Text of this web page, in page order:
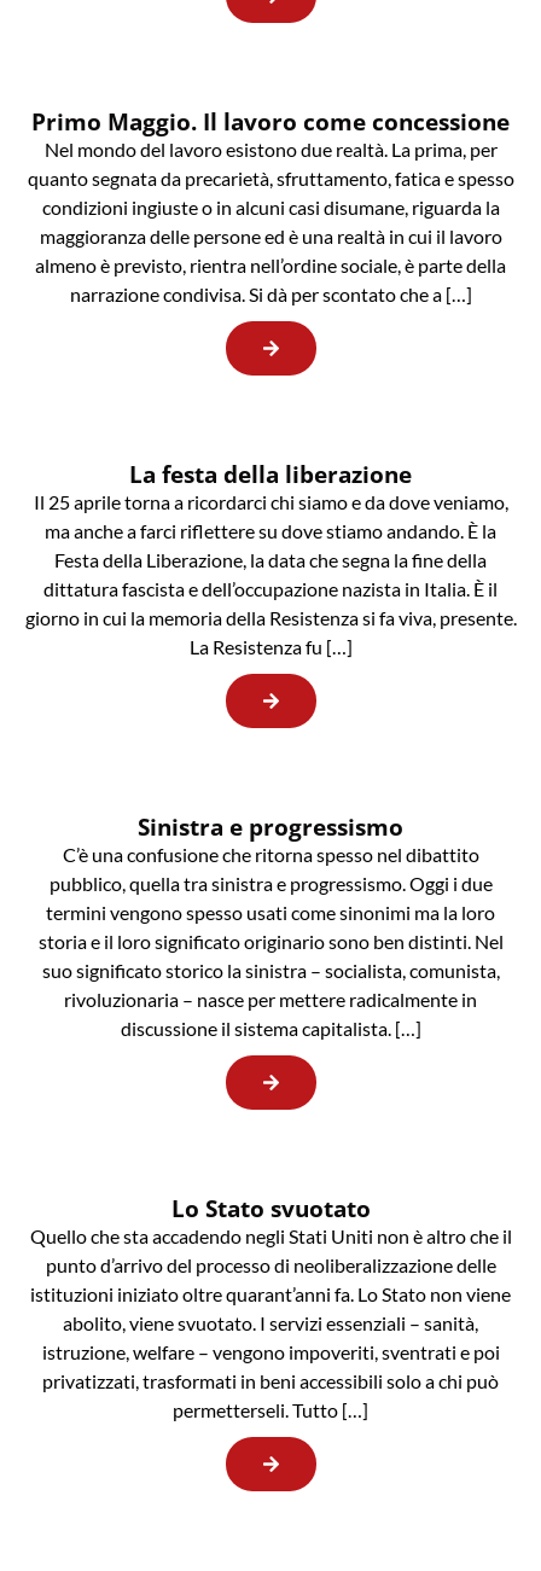
Primo Maggio. Il lavoro come concessione
Nel mondo del lavoro esistono due realtà. La prima, per
quanto segnata da precarietà, sfruttamento, fatica e spesso
condizioni ingiuste o in alcuni casi disumane, riguarda la
maggioranza delle persone ed è una realtà in cui il lavoro
almeno è previsto, rientra nell’ordine sociale, è parte della
narrazione condivisa. Si dà per scontato che a […]
La festa della liberazione
Il 25 aprile torna a ricordarci chi siamo e da dove veniamo,
ma anche a farci riflettere su dove stiamo andando. È la
Festa della Liberazione, la data che segna la fine della
dittatura fascista e dell’occupazione nazista in Italia. È il
giorno in cui la memoria della Resistenza si fa viva, presente.
La Resistenza fu […]
Sinistra e progressismo
C’è una confusione che ritorna spesso nel dibattito
pubblico, quella tra sinistra e progressismo. Oggi i due
termini vengono spesso usati come sinonimi ma la loro
storia e il loro significato originario sono ben distinti. Nel
suo significato storico la sinistra – socialista, comunista,
rivoluzionaria – nasce per mettere radicalmente in
discussione il sistema capitalista. […]
Lo Stato svuotato
Quello che sta accadendo negli Stati Uniti non è altro che il
punto d’arrivo del processo di neoliberalizzazione delle
istituzioni iniziato oltre quarant’anni fa. Lo Stato non viene
abolito, viene svuotato. I servizi essenziali – sanità,
istruzione, welfare – vengono impoveriti, sventrati e poi
privatizzati, trasformati in beni accessibili solo a chi può
permetterseli. Tutto […]